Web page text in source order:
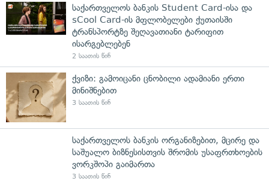
საქართველოს ბანკის Student Card-ისა და
sCool Card-ის მფლობელები ქუთაისში
ტრანსპორტზე შეღავათიანი ტარიფით
ისარგებლებენ
2 საათის წინ
ქვიზი: გამოიცანი ცნობილი ადამიანი ერთი
მინიშნებით
3 საათის წინ
საქართველოს ბანკის ორგანიზებით, მცირე და
საშუალო ბიზნესისთვის შრომის უსაფრთხოების
ვორკშოპი გაიმართა
3 საათის წინ